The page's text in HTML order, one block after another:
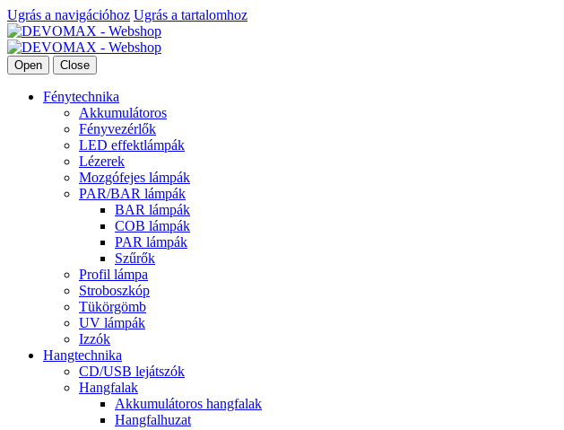
Ugrás a navigációhoz Ugrás a tartalomhoz
Open Close
Fénytechnika
Akkumulátoros
Fényvezérlők
LED effektlámpák
Lézerek
Mozgófejes lámpák
PAR/BAR lámpák
BAR lámpák
COB lámpák
PAR lámpák
Szűrők
Profil lámpa
Stroboszkóp
Tükörgömb
UV lámpák
Izzók
Hangtechnika
CD/USB lejátszók
Hangfalak
Akkumulátoros hangfalak
Hangfalhuzat